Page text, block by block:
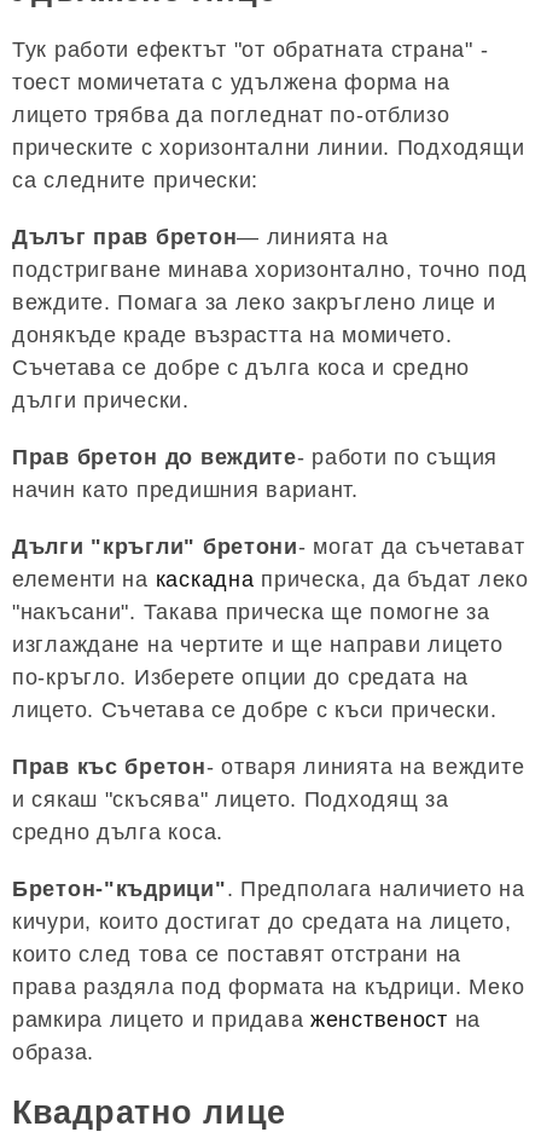
Тук работи ефектът "от обратната страна" -
тоест момичетата с удължена форма на
лицето трябва да погледнат по-отблизо
прическите с хоризонтални линии. Подходящи
са следните прически:
Дълъг прав бретон— линията на
подстригване минава хоризонтално, точно под
веждите. Помага за леко закръглено лице и
донякъде краде възрастта на момичето.
Съчетава се добре с дълга коса и средно
дълги прически.
Прав бретон до веждите- работи по същия
начин като предишния вариант.
Дълги "кръгли" бретони- могат да съчетават
елементи на каскадна прическа, да бъдат леко
"накъсани". Такава прическа ще помогне за
изглаждане на чертите и ще направи лицето
по-кръгло. Изберете опции до средата на
лицето. Съчетава се добре с къси прически.
Прав къс бретон- отваря линията на веждите
и сякаш "скъсява" лицето. Подходящ за
средно дълга коса.
Бретон-"къдрици". Предполага наличието на
кичури, които достигат до средата на лицето,
които след това се поставят отстрани на
права раздяла под формата на къдрици. Меко
рамкира лицето и придаваженственост на
образа.
Квадратно лице